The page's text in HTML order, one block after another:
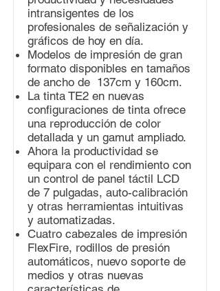
intransigentes de los
profesionales de señalización y
gráficos de hoy en día.
Modelos de impresión de gran
formato disponibles en tamaños
de ancho de 137cm y 160cm.
La tinta TE2 en nuevas
configuraciones de tinta ofrece
una reproducción de color
detallada y un gamut ampliado.
Ahora la productividad se
equipara con el rendimiento con
un control de panel táctil LCD
de 7 pulgadas, auto-calibración
y otras herramientas intuitivas
y automatizadas.
Cuatro cabezales de impresión
FlexFire, rodillos de presión
automáticos, nuevo soporte de
medios y otras nuevas